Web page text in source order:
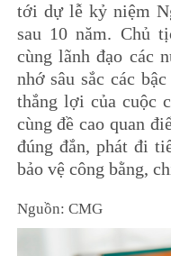
tới dự lễ kỷ niệm
sau 10 năm. Chủ
cùng lãnh đạo các
nhớ sâu sắc các
thắng lợi của cuộc
cùng đề cao quan
đúng đắn, phát đi
bảo vệ công bằng,
Nguồn: CMG